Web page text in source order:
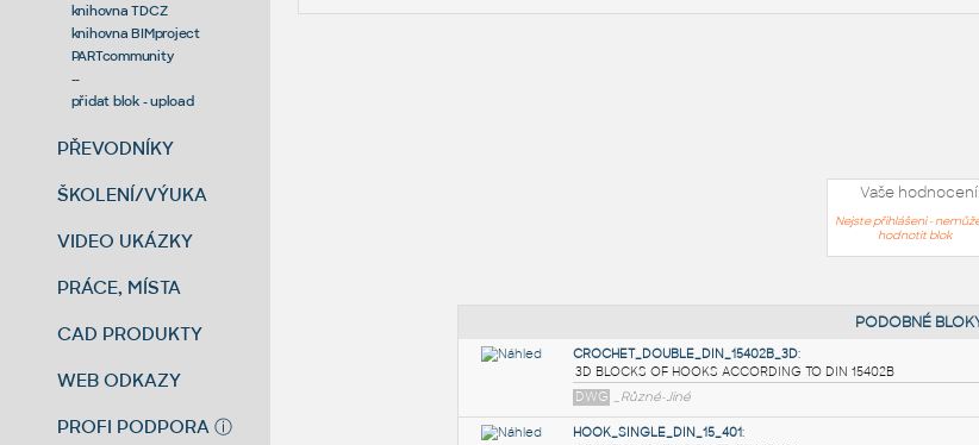
knihovna TDCZ
knihovna BIMproject
PARTcommunity
--
přidat blok - upload
PŘEVODNÍKY
ŠKOLENÍ/VÝUKA
VIDEO UKÁZKY
PRÁCE, MÍSTA
CAD PRODUKTY
WEB ODKAZY
PROFI PODPORA ⓘ
Vaše hodnocení:
Nejste přihlášeni -
hodnotit blok